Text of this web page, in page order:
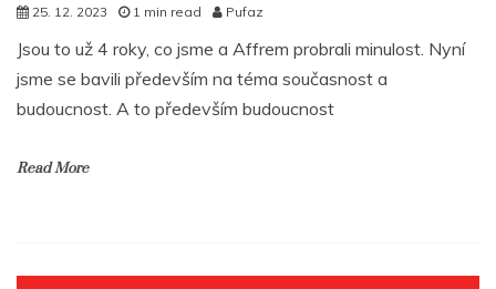
25. 12. 2023 1 min read Pufaz
Jsou to už 4 roky, co jsme a Affrem probrali minulost. Nyní
jsme se bavili především na téma současnost a
budoucnost. A to především budoucnost
Read More